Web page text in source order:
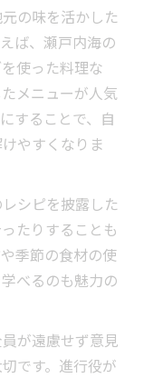
の味を活かした
ば、瀬戸内海の
使った料理な
メニューが人気
することで、自
やすくなりま
シピを披露した
たりすることも
季節の食材の使
べるのも魅力の
が遠慮せず意見
です。進行役が